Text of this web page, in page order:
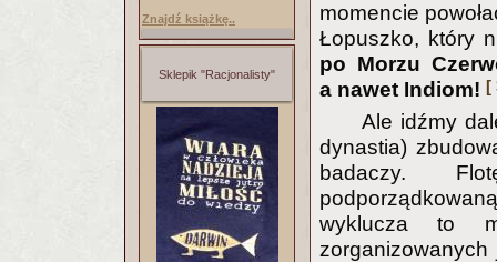
Znajdź książkę..
Sklepik "Racjonalisty"
momencie
Łopuszko, który
po Morzu
a nawet Indiom! [
Ale idźmy
dynastia)
badaczy.
wyklucza to
zorganizowanych